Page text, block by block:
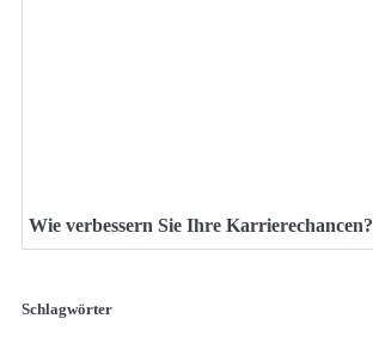
Wie verbessern Sie Ihre Karrierechancen?
Schlagwörter